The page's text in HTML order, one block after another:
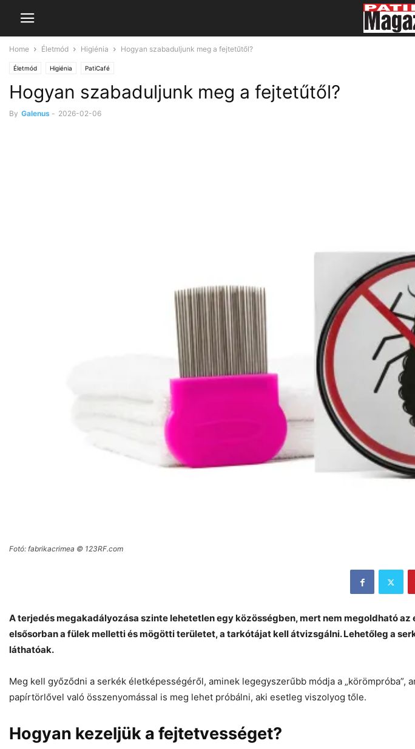
Home Életmód Higiénia Hogyan szabaduljunk meg a fejtetűtől?
Életmód Higiénia PatiCafé
Hogyan szabaduljunk meg a fejtetűtől?
By Galenus - 2026-02-06
Fotó: fabrikacrimea © 123RF.com
A terjedés megakadályozása szinte lehetetlen egy közösségben, mert nem megoldható az
elsősorban a fülek melletti és mögötti területet, a tarkótájat kell átvizsgálni. Lehetőleg a
láthatóak.
Meg kell győződni a serkék életképességéről, aminek legegyszerűbb módja a
papírtörlővel való összenyomással is meg lehet próbálni, aki esetleg viszolyog tőle.
Hogyan kezeljük a fejtetvességet?